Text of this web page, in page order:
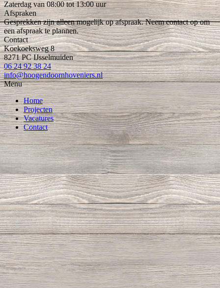
Zaterdag van 08:00 tot 13:00 uur
Afspraken
Gesprekken zijn alleen mogelijk op afspraak. Neem contact op om
een afspraak te plannen.
Contact
Koekoeksweg 8
8271 PC IJsselmuiden
06 24 92 38 24
info@hoogendoornhoveniers.nl
Menu
Home
Projecten
Vacatures
Contact